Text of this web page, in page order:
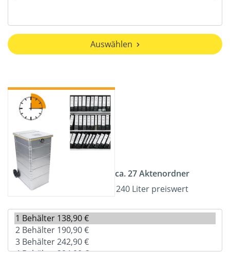
Auswählen
ca. 27 Aktenordner
240 Liter preiswert